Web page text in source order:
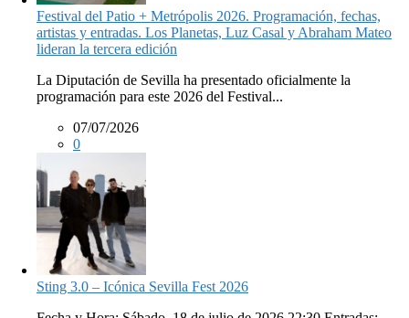
Festival del Patio + Metrópolis 2026. Programación, fechas,
artistas y entradas. Los Planetas, Luz Casal y Abraham Mateo
lideran la tercera edición
La Diputación de Sevilla ha presentado oficialmente la
programación para este 2026 del Festival...
07/07/2026
0
Sting 3.0 – Icónica Sevilla Fest 2026